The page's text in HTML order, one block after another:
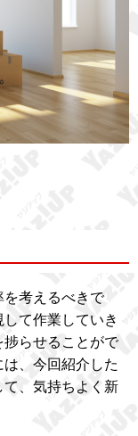
を考えるべきで
て作業していき
捗らせることがで
、今回紹介した
て、気持ちよく新